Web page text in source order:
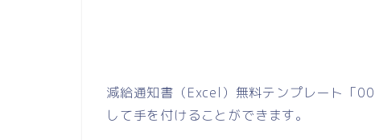
減給通知書（Excel）無料テンプレート「
して手を付けることができます。